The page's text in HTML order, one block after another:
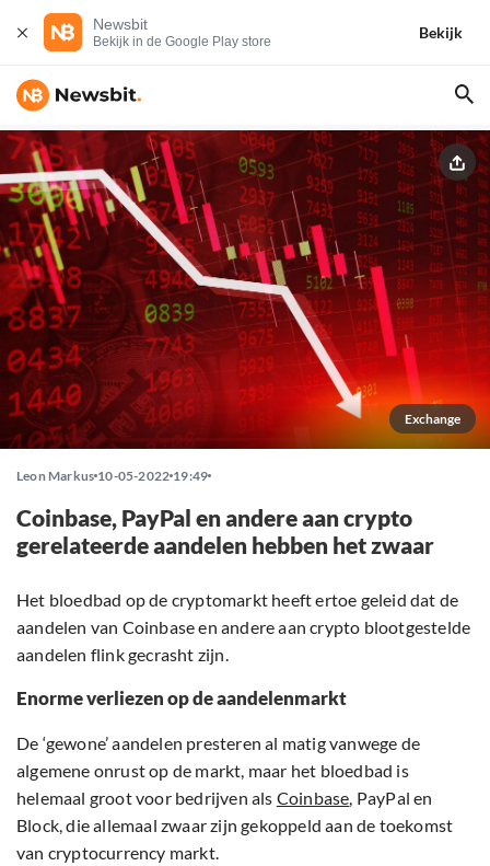
Newsbit
Bekijk in de Google Play store
Bekijk
Exchange
Leon Markus 10-05-2022 19:49
Coinbase, PayPal en andere aan crypto
gerelateerde aandelen hebben het zwaar
Het bloedbad op de cryptomarkt heeft ertoe geleid dat de
aandelen van Coinbase en andere aan crypto blootgestelde
aandelen flink gecrasht zijn.
Enorme verliezen op de aandelenmarkt
De ‘gewone’ aandelen presteren al matig vanwege de
algemene onrust op de markt, maar het bloedbad is
helemaal groot voor bedrijven als Coinbase, PayPal en
Block, die allemaal zwaar zijn gekoppeld aan de toekomst
van cryptocurrency markt.